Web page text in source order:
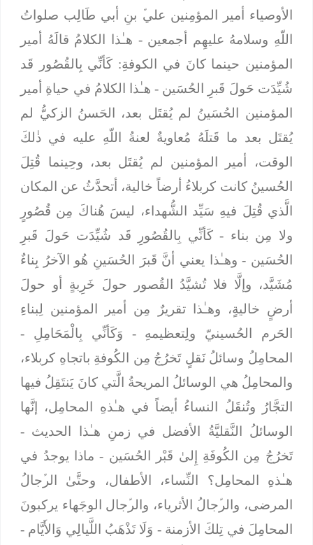
الأوصياء أمير المؤمِنين عليﱢ بنِ أبي طَالِب صلواتُ
اللّهِ وسلامهُ عليهِم أجمعين- هـٰذا الكلامُ قالَهُ أمير
المؤمنين حينما كانَ في الكوفةِ: كَأنِّي بِالقُصُور قَد
شُيِّدَت حَولَ قَبرِ الحُسَين- هـٰذا الكلامُ في حياةِ أمير
المؤمنين الحُسَينُ لم يُقتَل بعد، الحَسنُ الزكيُّ لم
يُقتَل بعد ما قَتلَهُ مُعاويةٌ لعنةُ اللّهِ عليه في ذٰلكَ
الوقت، أمير المؤمنين لم يُقتَل بعد، وحِينما قُتِلَ
الحُسينُ كانت كربلاءُ أرضاً خالية، أتحدَّثُ عن المكان
الَّذي قُتِلَ فيهِ سَيِّد الشُّهداء، ليسَ هُناكَ مِن قُصُورٍ
ولا مِن بناء - كَأنِّي بِالقُصُورِ قَد شُيِّدَت حَولَ قَبرِ
الحُسَين- وهـٰذا يعني أنَّ قَبرَ الحُسَينِ هُو الآخرُ بِناءٌ
مُشَيَّد، وإلَّا فلا تُشيَّدُ القُصور حولَ خَرِبةٍ أو حولَ
أرضٍ خاليةٍ، وهـٰذا تقريرٌ مِن أمير المؤمنين لِبناءِ
الحَرم الحُسينيّ ولِتعظيمهِ -
وَكَأنِّي بِالْمَحَامِلِ -
المحامِلُ وسائلُ نَقلٍ تَخرُجُ مِن الكُوفةِ باتجاهِ كربلاء،
والمحامِلُ هي الوسائلُ المريحةُ الَّتي كانَ يَنتَقِلُ فيها
التجَّارُ وتُنقَلُ النساءُ أيضاً في هـٰذهِ المحامِل، إنَّها
الوسائلُ النَّقليَّةُ الأفضل في زمنِ هـٰذا الحديث -
تَخرُجُ مِن الكُوفَةِ إِلىٰ قَبْر الحُسَين - ماذا يوجدُ في
هـٰذهِ المحامِل؟ النِّساء، الأطفال، وحتَّىٰ الرﱢجالُ
المرضى، والرﱢجالُ الأثرياء، والرﱢجال الوجَهاء يركبونَ
المحامِلَ في تِلكَ الأزمنة -وَلَا تَذْهَبُ اللَّيالِي وَالأَيَّام-